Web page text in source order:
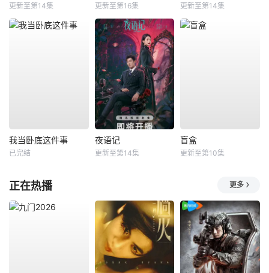
更新至第14集 更新至第16集 更新至第14集
我当卧底这件事
已完结
夜语记
更新至第14集
盲盒
更新至第10集
正在热播 更多